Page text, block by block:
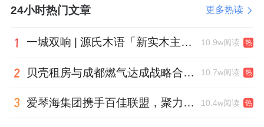
24小时热门文章 更多热读
一城双响 | 源氏木语「新实木主义——黑标生活提案」发布会落地天津，黑标旗舰店盛大启幕 10.9w阅读 热
贝壳租房与成都燃气达成战略合作 打通安全巡检“最后一米” 10.7w阅读 热
爱琴海集团携手百佳联盟，聚力共拓存量商业新赛道 10.4w阅读 热